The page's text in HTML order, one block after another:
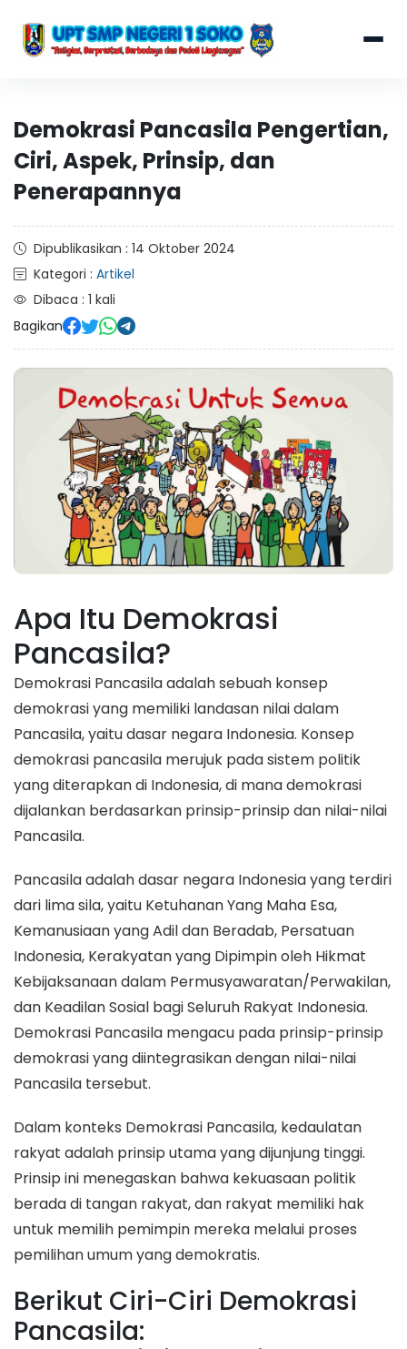
Demokrasi Pancasila Pengertian,
Ciri, Aspek, Prinsip, dan
Penerapannya
Dipublikasikan : 14 Oktober 2024
Kategori : Artikel
Dibaca : 1 kali
Bagikan
Apa Itu Demokrasi
Pancasila?
Demokrasi Pancasila adalah sebuah konsep
demokrasi yang memiliki landasan nilai dalam
Pancasila, yaitu dasar negara Indonesia. Konsep
demokrasi pancasila merujuk pada sistem politik
yang diterapkan di Indonesia, di mana demokrasi
dijalankan berdasarkan prinsip-prinsip dan nilai-nilai
Pancasila.
Pancasila adalah dasar negara Indonesia yang terdiri
dari lima sila, yaitu Ketuhanan Yang Maha Esa,
Kemanusiaan yang Adil dan Beradab, Persatuan
Indonesia, Kerakyatan yang Dipimpin oleh Hikmat
Kebijaksanaan dalam Permusyawaratan/Perwakilan,
dan Keadilan Sosial bagi Seluruh Rakyat Indonesia.
Demokrasi Pancasila mengacu pada prinsip-prinsip
demokrasi yang diintegrasikan dengan nilai-nilai
Pancasila tersebut.
Dalam konteks Demokrasi Pancasila, kedaulatan
rakyat adalah prinsip utama yang dijunjung tinggi.
Prinsip ini menegaskan bahwa kekuasaan politik
berada di tangan rakyat, dan rakyat memiliki hak
untuk memilih pemimpin mereka melalui proses
pemilihan umum yang demokratis.
Berikut Ciri-Ciri Demokrasi
Pancasila: